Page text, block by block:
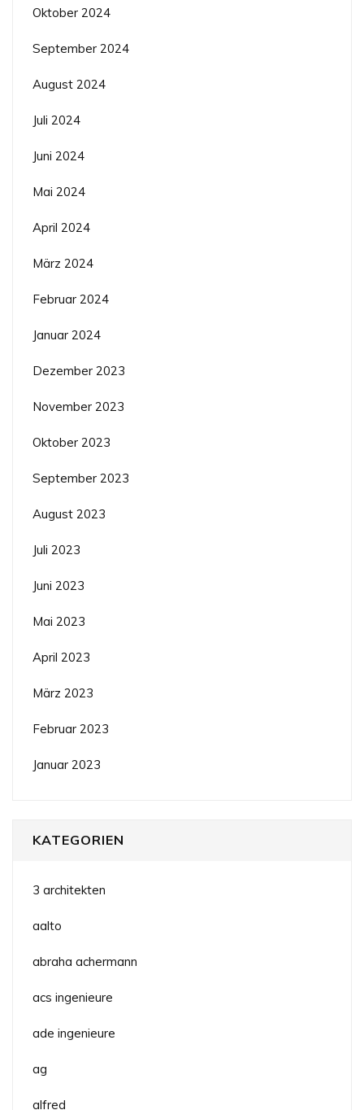
Oktober 2024
September 2024
August 2024
Juli 2024
Juni 2024
Mai 2024
April 2024
März 2024
Februar 2024
Januar 2024
Dezember 2023
November 2023
Oktober 2023
September 2023
August 2023
Juli 2023
Juni 2023
Mai 2023
April 2023
März 2023
Februar 2023
Januar 2023
KATEGORIEN
3 architekten
aalto
abraha achermann
acs ingenieure
ade ingenieure
ag
alfred